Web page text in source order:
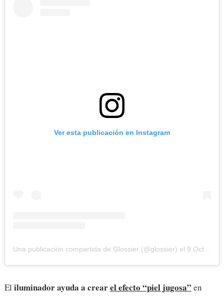
Ver esta publicación en Instagram
Una publicación compartida de Glossier (@glossier) el 9 Oct, 2019 a las 8:10 PDT
El iluminador ayuda a crearel efecto “piel jugosa” en